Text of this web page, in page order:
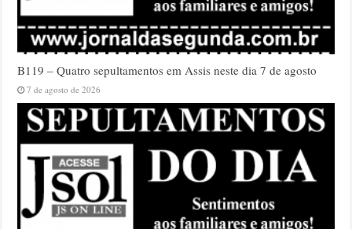
B119 – Quatro sepultamentos em Assis neste dia 7 de agosto
7 de agosto de 2026